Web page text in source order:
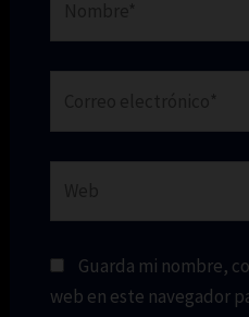
Guarda mi nombre,
web en este navegador